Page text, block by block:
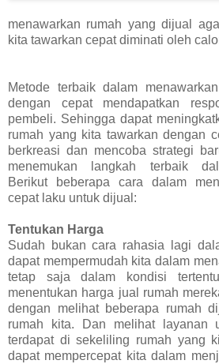
menawarkan rumah yang dijual
kita tawarkan cepat diminati oleh
Metode terbaik dalam
dengan cepat mendapatkan
pembeli. Sehingga dapat
rumah yang kita tawarkan dengan
berkreasi dan mencoba strategi
menemukan langkah terbaik
Berikut beberapa cara dalam
cepat laku untuk dijual:
Tentukan Harga
Sudah bukan cara rahasia lagi
dapat mempermudah kita dalam
tetap saja dalam kondisi
menentukan harga jual rumah
dengan melihat beberapa rumah
rumah kita. Dan melihat layanan
terdapat di sekeliling rumah yang
dapat mempercepat kita dalam